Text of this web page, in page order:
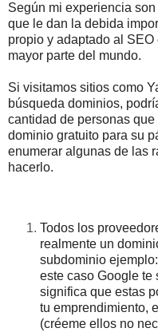
Según mi experiencia
que le dan la debida
propio y adaptado al
mayor parte del mundo.
Si visitamos sitios como
búsqueda dominios,
cantidad de personas
dominio gratuito para su
enumerar algunas de las
hacerlo.
Todos los
realmente un
subdominio ejemplo:
este caso Google te
significa que estas
tu emprendimiento,
(créeme ellos no